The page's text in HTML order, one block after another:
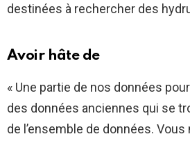
destinées à rechercher des
Avoir hâte de
« Une partie de nos données
des données anciennes qui se
de l’ensemble de données. Vous